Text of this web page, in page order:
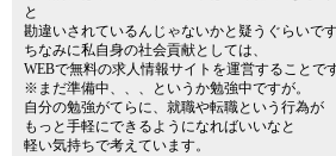
と
勘違いされているんじゃないかと疑うぐらいです
ちなみに私自身の社会貢献としては、
WEBで無料の求人情報サイトを運営することです
※まだ準備中、、、というか勉強中ですが。
自分の勉強がてらに、就職や転職という行為が
もっと手軽にできるようになればいいなと
軽い気持ちで考えています。